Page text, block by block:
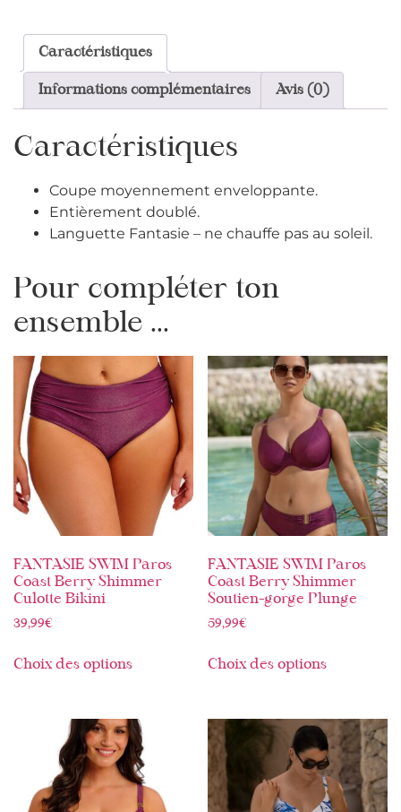
Caractéristiques
Informations complémentaires Avis (0)
Caractéristiques
Coupe moyennement enveloppante.
Entièrement doublé.
Languette Fantasie – ne chauffe pas au soleil.
Pour compléter ton
ensemble ...
FANTASIE SWIM Paros
Coast Berry Shimmer
Culotte Bikini
39,99€
Choix des options
FANTASIE SWIM Paros
Coast Berry Shimmer
Soutien-gorge Plunge
59,99€
Choix des options